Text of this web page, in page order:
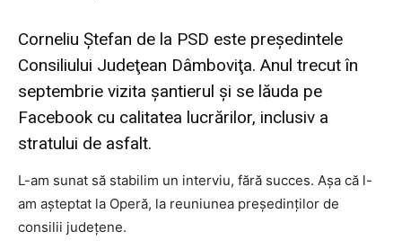
Corneliu Ştefan de la PSD este preşedintele
Consiliului Judeţean Dâmboviţa. Anul trecut în
septembrie vizita şantierul şi se lăuda pe
Facebook cu calitatea lucrărilor, inclusiv a
stratului de asfalt.
L-am sunat să stabilim un interviu, fără succes. Aşa că l-
am aşteptat la Operă, la reuniunea preşedinţilor de
consilii judeţene.